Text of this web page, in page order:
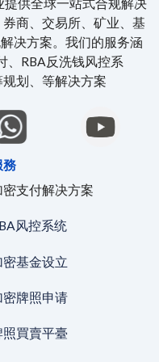
供全球一站式合规解决
商、交易所、矿业、基
决方案。我们的服务涵
、RBA反洗钱风控系
划、等解决方案
務
密支付解决方案
风控系统
密基金设立
密牌照申请
照買賣平臺